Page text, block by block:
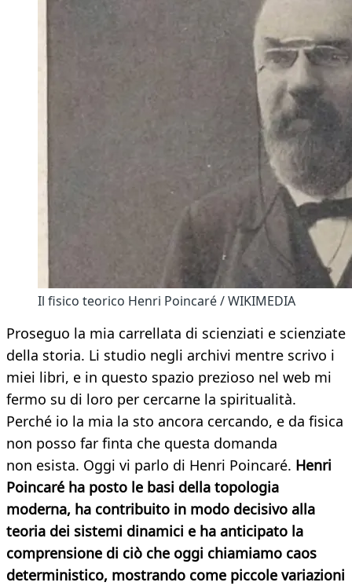
Il fisico teorico Henri Poincaré / WIKIMEDIA
Proseguo la mia carrellata di scienziati e scienziate
della storia. Li studio negli archivi mentre scrivo i
miei libri, e in questo spazio prezioso nel web mi
fermo su di loro per cercarne la spiritualità.
Perché io la mia la sto ancora cercando, e da fisica
non posso far finta che questa domanda
non esista. Oggi vi parlo di Henri Poincaré. Henri
Poincaré ha posto le basi della topologia
moderna, ha contribuito in modo decisivo alla
teoria dei sistemi dinamici e ha anticipato la
comprensione di ciò che oggi chiamiamo caos
deterministico, mostrando come piccole variazioni